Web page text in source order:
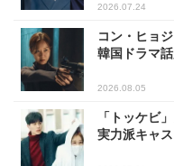
2026.07.24
コン・ヒョ
韓国ドラマ
2026.08.05
「トッケビ
実力派キャ